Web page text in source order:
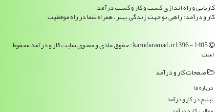
کاریابی و راه اندازی کسب و کار و کسب درآمد
کار و درآمد: راهی نو جهت زندگی بهتر ، همراه شما در راه موفقیت
karodaramad.ir1396 - 1405 : حقوق مادی و معنوی سایت كار و درآمد محفوظ
است
صفحات كار و درآمد
درباره ما
تبلیغ در كار و درآمد